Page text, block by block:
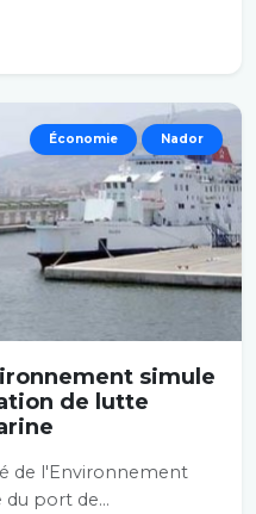
Économie Nador
simule
de lutte
de l'Environnement
du port de...